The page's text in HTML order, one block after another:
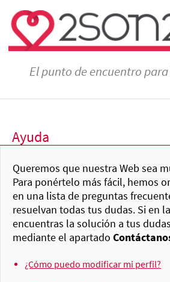
El punto de encuentro
Ayuda
Queremos que nuestra Web sea
Para ponértelo más fácil, hemos
en una lista de preguntas
resuelvan todas tus dudas. Si en
encuentras la solución a tus
mediante el apartado
¿Cómo puedo modificar mi perfil?